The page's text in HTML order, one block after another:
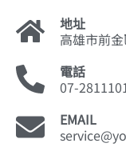
地址
高雄市前
電話
07-
EMAIL